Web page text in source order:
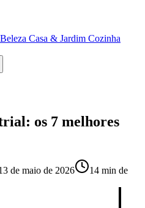
Beleza Casa & Jardim Cozinha
os 7 melhores
de maio de 2026
14 min de